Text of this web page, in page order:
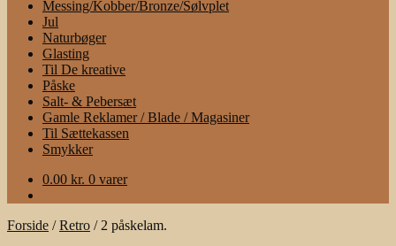
Messing/Kobber/Bronze/Sølvplet
Jul
Naturbøger
Glasting
Til De kreative
Påske
Salt- & Pebersæt
Gamle Reklamer / Blade / Magasiner
Til Sættekassen
Smykker
0.00 kr. 0 varer
Forside /Retro / 2 påskelam.